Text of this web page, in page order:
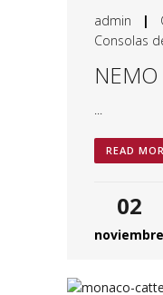
admin |
Consolas
READ
02
noviembre